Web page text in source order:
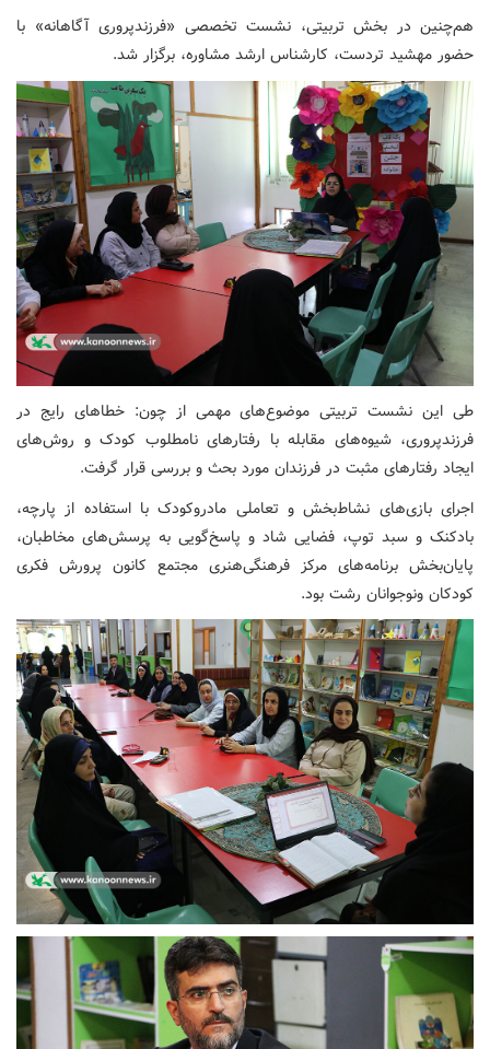
هم‌چنین در بخش تربیتی، نشست تخصصی «فرزندپروری آگاهانه» با
حضور مهشید تردست، کارشناس ارشد مشاوره، برگزار شد.
طی این نشست تربیتی موضوع‌های مهمی از چون: خطاهای رایج در
فرزندپروری، شیوه‌های مقابله با رفتارهای نامطلوب کودک و روش‌های
ایجاد رفتارهای مثبت در فرزندان مورد بحث و بررسی قرار گرفت.
اجرای بازی‌های نشاط‌بخش و تعاملی مادروکودک با استفاده از پارچه،
بادکنک و سبد توپ، فضایی شاد و پاسخ‌گویی به پرسش‌های مخاطبان،
پایان‌بخش برنامه‌های مرکز فرهنگی‌هنری مجتمع کانون پرورش فکری
کودکان ونوجوانان رشت بود.